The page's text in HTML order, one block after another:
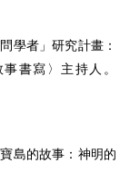
學者」研究計畫：
書寫〉主持人。
島的故事：神明的